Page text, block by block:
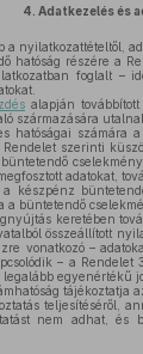
4. Adatkezelés és
nyilatkozattételtől,
hatóság részére a
foglalt –
alapján továbbított
származására
hatóságai
szerinti
adatokat,
készpénz
büntetendő
keretében
összeállított
vonatkozó –
– a
tájékoztatja
teljesítéséről,
nem adhat, és